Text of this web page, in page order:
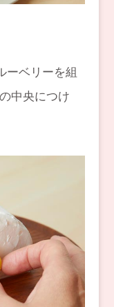
ーベリーを組
中央につけ